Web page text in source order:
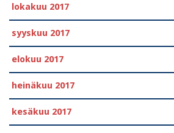
lokakuu 2017
syyskuu 2017
elokuu 2017
heinäkuu 2017
kesäkuu 2017